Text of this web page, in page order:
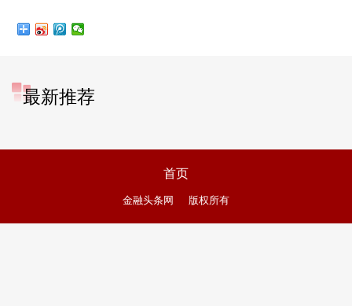
最新推荐
首页
金融头条网 版权所有